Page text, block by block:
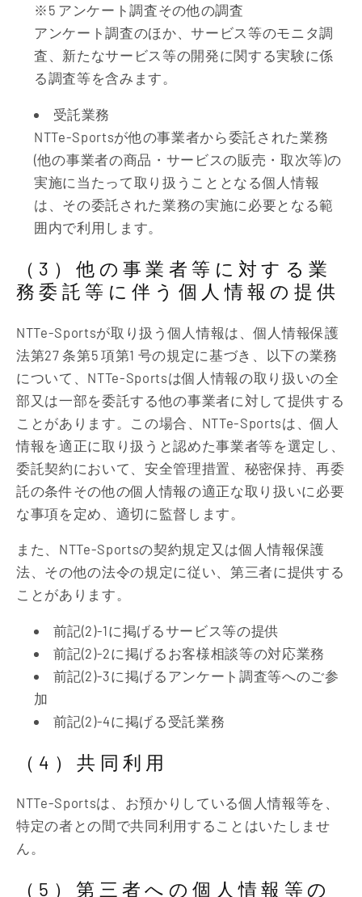
※5 アンケート調査その他の調査
アンケート調査のほか、サービス等のモニタ調
査、新たなサービス等の開発に関する実験に係
る調査等を含みます。
受託業務
NTTe-Sportsが他の事業者から委託された業務
(他の事業者の商品・サービスの販売・取次等)の
実施に当たって取り扱うこととなる個人情報
は、その委託された業務の実施に必要となる範
囲内で利用します。
（3）他の事業者等に対する業
務委託等に伴う個人情報の提供
NTTe-Sportsが取り扱う個人情報は、個人情報保護
法第27 条第5 項第1 号の規定に基づき、以下の業務
について、NTTe-Sportsは個人情報の取り扱いの全
部又は一部を委託する他の事業者に対して提供する
ことがあります。この場合、NTTe-Sportsは、個人
情報を適正に取り扱うと認めた事業者等を選定し、
委託契約において、安全管理措置、秘密保持、再委
託の条件その他の個人情報の適正な取り扱いに必要
な事項を定め、適切に監督します。
また、NTTe-Sportsの契約規定又は個人情報保護
法、その他の法令の規定に従い、第三者に提供する
ことがあります。
前記(2)-1に掲げるサービス等の提供
前記(2)-2に掲げるお客様相談等の対応業務
前記(2)-3に掲げるアンケート調査等へのご参
加
前記(2)-4に掲げる受託業務
（4）共同利用
NTTe-Sportsは、お預かりしている個人情報等を、
特定の者との間で共同利用することはいたしませ
ん。
（5）第三者への個人情報等の